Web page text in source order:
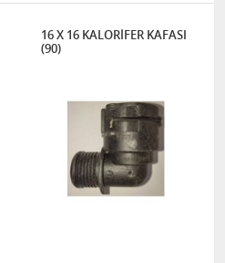
16 X 16 KALORİFER KAFASI
(90)